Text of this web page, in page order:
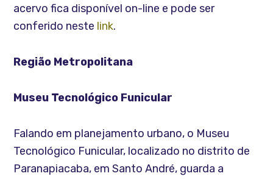
acervo fica disponível on-line e pode ser
conferido neste link.
Região Metropolitana
Museu Tecnológico Funicular
Falando em planejamento urbano, o Museu
Tecnológico Funicular, localizado no distrito de
Paranapiacaba, em Santo André, guarda a